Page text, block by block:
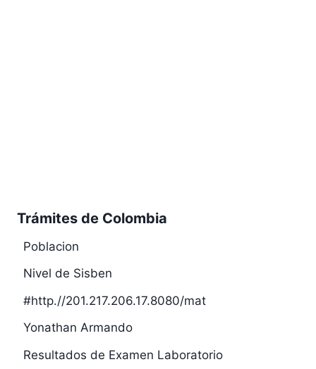
Trámites de Colombia
Poblacion
Nivel de Sisben
#http.//201.217.206.17.8080/mat
Yonathan Armando
Resultados de Examen Laboratorio